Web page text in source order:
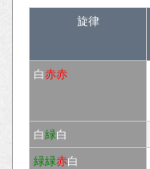
旋律
白赤赤
白緑白
緑緑赤白